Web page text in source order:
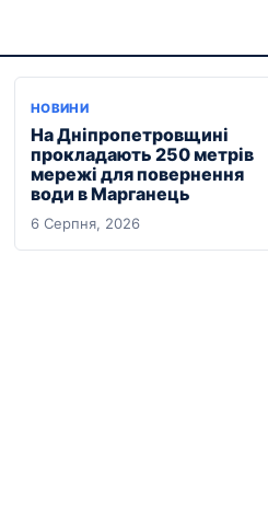
НОВИНИ
На Дніпропетровщині
прокладають 250 метрів
мережі для повернення
води в Марганець
6 Серпня, 2026